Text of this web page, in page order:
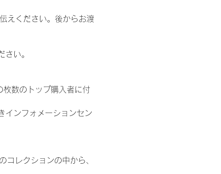
えください。後からお渡
い。
数のトップ購入者に付
インフォメーションセン
レクションの中から、